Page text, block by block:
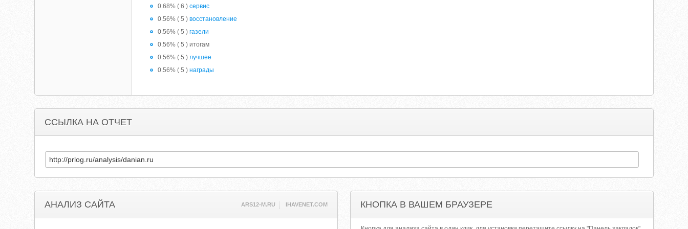
0.68% ( 6 )сервис
0.56% ( 5 )восстановление
0.56% ( 5 )газели
0.56% ( 5 ) итогам
0.56% ( 5 )лучшее
0.56% ( 5 )награды
ССЫЛКА НА ОТЧЕТ
АНАЛИЗ САЙТА ARS12-M.RU IHAVENET.COM КНОПКА В ВАШЕМ БРАУЗЕРЕ